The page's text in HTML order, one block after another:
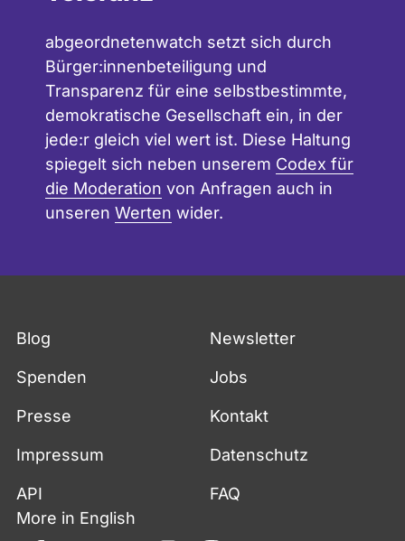
abgeordnetenwatch setzt sich durch
Bürger:innenbeteiligung und
Transparenz für eine selbstbestimmte,
demokratische Gesellschaft ein, in der
jede:r gleich viel wert ist. Diese Haltung
spiegelt sich neben unserem Codex für
die Moderation von Anfragen auch in
unseren Werten wider.
Blog Newsletter
Spenden Jobs
Presse Kontakt
Impressum Datenschutz
API
FAQ
More in English